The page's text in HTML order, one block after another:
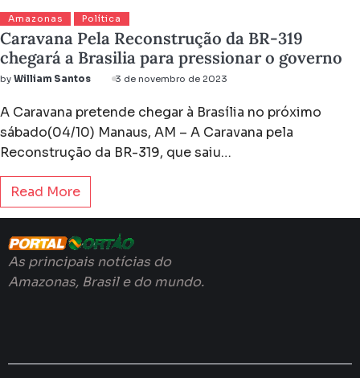
Amazonas Política
Caravana Pela Reconstrução da BR-319
chegará a Brasilia para pressionar o governo
by William Santos 3 de novembro de 2023
A Caravana pretende chegar à Brasília no próximo
sábado(04/10) Manaus, AM – A Caravana pela
Reconstrução da BR-319, que saiu…
Read More
As principais notícias do
Amazonas, Brasil e do mundo.